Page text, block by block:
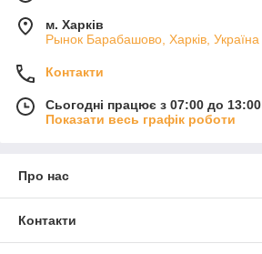
м. Харків
Рынок Барабашово, Харків, Україна
Контакти
Сьогодні працює з 07:00 до 13:00
Показати весь графік роботи
Про нас
Контакти